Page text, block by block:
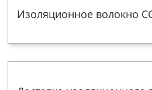
Изоляционное волокно